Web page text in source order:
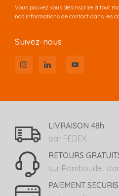
Vous pouvez vous désinscrire à tout
nos informations de contact dans les
Suivez-nous
LIVRAISON 48h
par FEDEX
RETOURS
sur Rambouillet
PAIEMENT